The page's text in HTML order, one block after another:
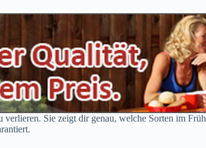
Sie zeigt dir genau, welche Sorten im